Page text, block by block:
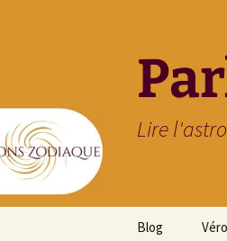
Lire
Blog